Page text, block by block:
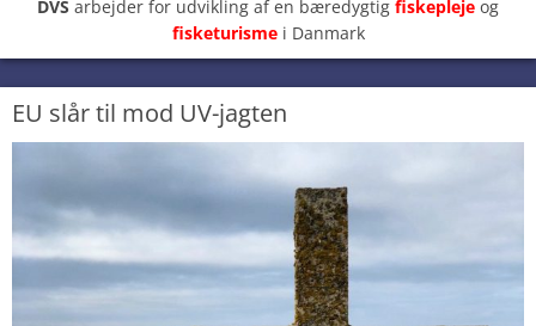
DVS arbejder for udvikling af en bæredygtig fiskepleje og
fisketurisme i Danmark
EU slår til mod UV-jagten